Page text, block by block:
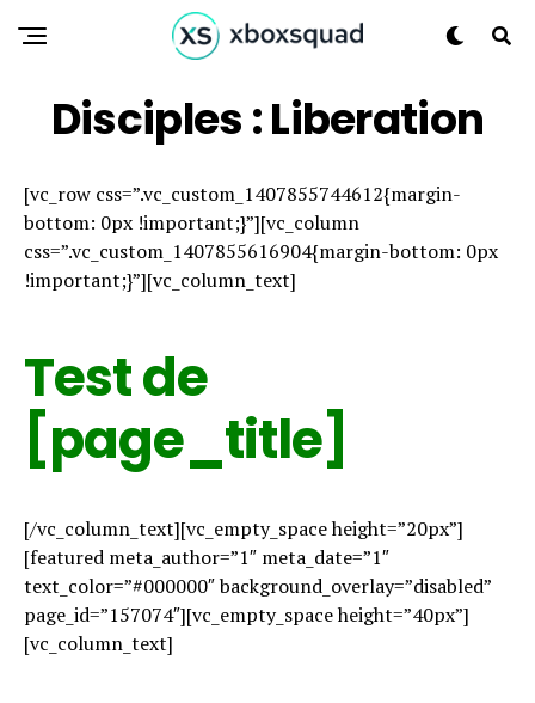
Disciples : Liberation
[vc_row css=”.vc_custom_1407855744612{margin-
bottom: 0px !important;}”][vc_column
css=”.vc_custom_1407855616904{margin-bottom: 0px
!important;}”][vc_column_text]
Test de
[page_title]
[/vc_column_text][vc_empty_space height=”20px”]
[featured meta_author=”1″ meta_date=”1″
text_color=”#000000″ background_overlay=”disabled”
page_id=”157074″][vc_empty_space height=”40px”]
[vc_column_text]